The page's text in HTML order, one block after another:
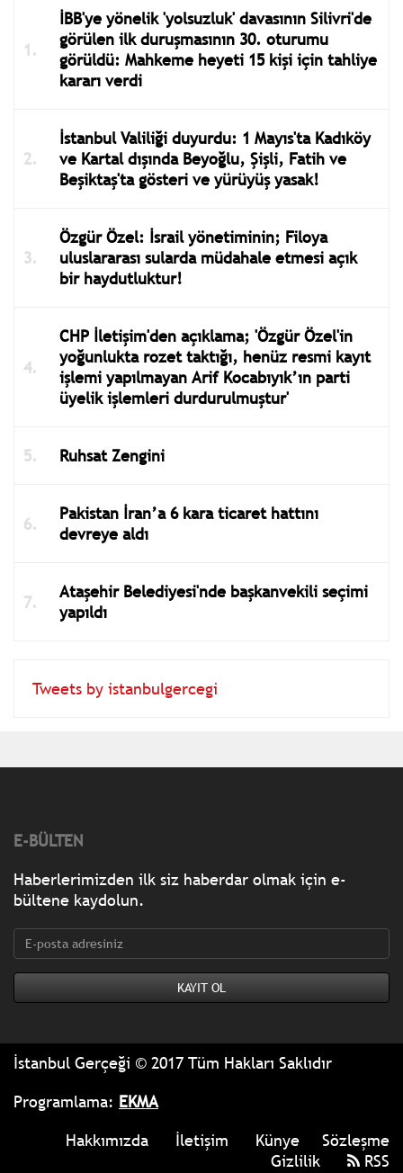
İBB'ye yönelik 'yolsuzluk' davasının Silivri'de
görülen ilk duruşmasının 30. oturumu
görüldü: Mahkeme heyeti 15 kişi için tahliye
kararı verdi
İstanbul Valiliği duyurdu: 1 Mayıs'ta Kadıköy
ve Kartal dışında Beyoğlu, Şişli, Fatih ve
Beşiktaş'ta gösteri ve yürüyüş yasak!
Özgür Özel: İsrail yönetiminin; Filoya
uluslararası sularda müdahale etmesi açık
bir haydutluktur!
CHP İletişim'den açıklama; 'Özgür Özel'in
yoğunlukta rozet taktığı, henüz resmi kayıt
işlemi yapılmayan Arif Kocabıyık’ın parti
üyelik işlemleri durdurulmuştur'
Ruhsat Zengini
Pakistan İran’a 6 kara ticaret hattını
devreye aldı
Ataşehir Belediyesi'nde başkanvekili seçimi
yapıldı
Tweets by istanbulgercegi
E-BÜLTEN
Haberlerimizden ilk siz haberdar olmak için e-
bültene kaydolun.
İstanbul Gerçeği © 2017 Tüm Hakları Saklıdır
Programlama: EKMA
Hakkımızda
İletişim Künye
Sözleşme
Gizlilik
RSS